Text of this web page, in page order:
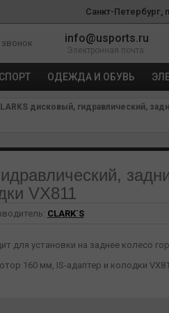
Санкт-Петербург,
звонок info@usports.ru
Электронная почта
ОДЕЖДА И ОБУВЬ
дисковый, гидравлический,
VX811
CLARK`S
для установки на заднее колесо
160 мм, IS‑адаптер и колодки
хороший контроль в разных